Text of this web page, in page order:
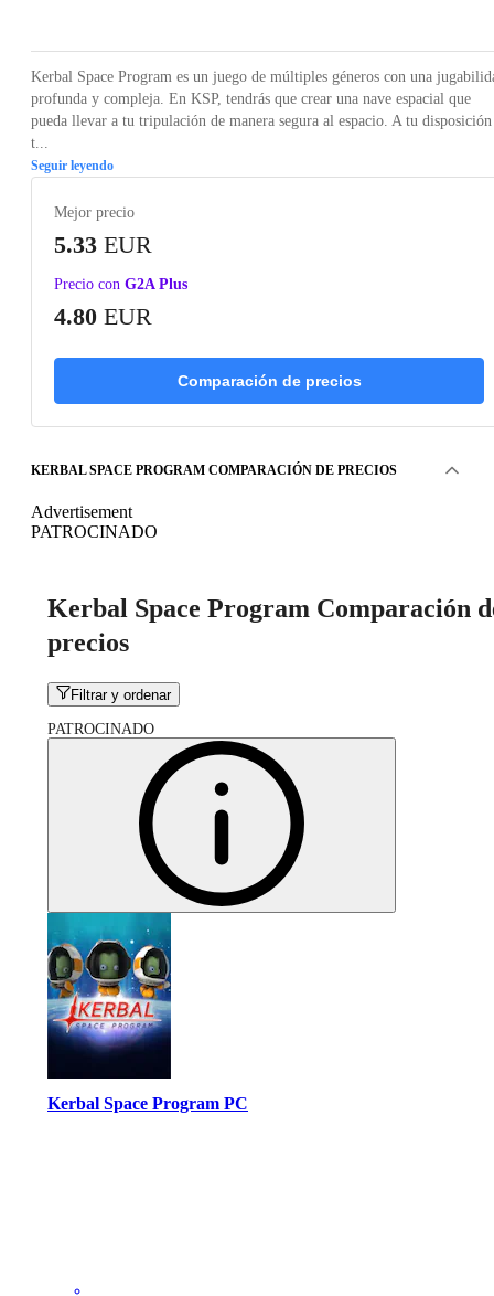
Kerbal Space Program es un juego de múltiples géneros con una
profunda y compleja. En KSP, tendrás que crear una nave espacial que
pueda llevar a tu tripulación de manera segura al espacio. A tu disposición
t...
Seguir leyendo
Mejor precio
5.33 EUR
Precio con G2A Plus
4.80 EUR
Comparación de precios
KERBAL SPACE PROGRAM COMPARACIÓN DE PRECIOS
Advertisement
PATROCINADO
Kerbal Space Program Comparación
precios
Filtrar y ordenar
PATROCINADO
Kerbal Space Program PC